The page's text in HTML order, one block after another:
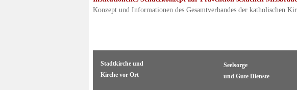
Konzept und Informationen des Gesamtverbandes der katholischen
Stadtkirche und
Kirche vor Ort
Seelsorge
und Gute Dienste